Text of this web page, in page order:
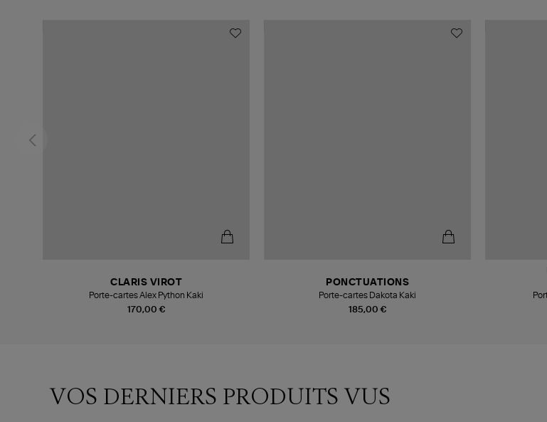
170,00 €
CLARIS VIROT
Porte-cartes Alex Python Kaki
185,00 €
PONCTUATIONS
Porte-cartes Dakota Kaki
VOS DERNIERS PRODUITS VUS